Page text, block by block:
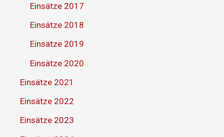
Einsätze 2017
Einsätze 2018
Einsätze 2019
Einsätze 2020
Einsätze 2021
Einsätze 2022
Einsätze 2023